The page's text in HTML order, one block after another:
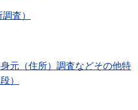
査）
元（住所）調査などその他特
）